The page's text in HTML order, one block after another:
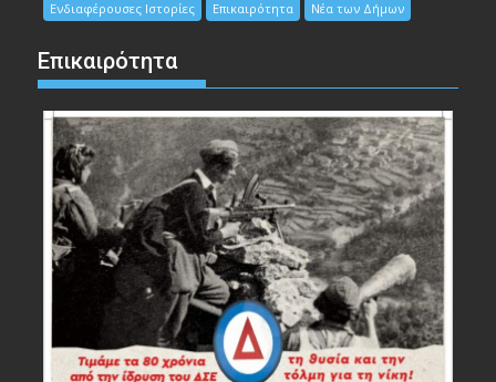
Ενδιαφέρουσες Ιστορίες Επικαιρότητα Νέα των Δήμων
Επικαιρότητα